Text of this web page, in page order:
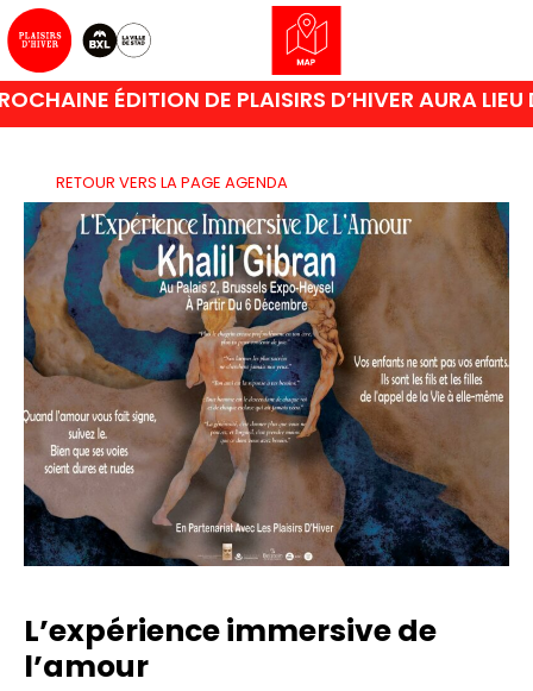
ÉDITION DE PLAISIRS D’HIVER AURA LIEU
RETOUR VERS LA PAGE AGENDA
L’expérience immersive de
l’amour